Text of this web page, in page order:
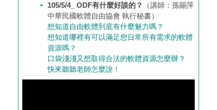
105/5/4_ ODF有什麼好談的？
（講師：孫賜萍
中華民國軟體自由協會 執行秘書）
想知道自由軟體到底有什麼魅力嗎？
想知道哪裡有可以滿足您日常所有需求的軟體
資源嗎？
口袋淺淺又想取得合法的軟體資源怎麼辦？
快來聽聽老師怎麼說！